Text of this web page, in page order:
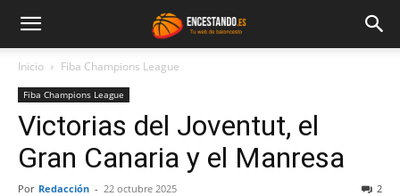
Inicio Fiba Champions League
Fiba Champions League
Victorias del Joventut, el
Gran Canaria y el Manresa
Por Redacción - 22 octubre 2025 2